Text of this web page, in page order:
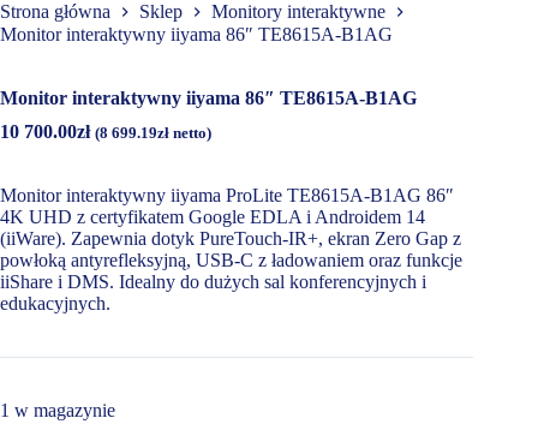
Strona główna Sklep
Monitory interaktywne
Monitor interaktywny iiyama 86″ TE8615A-B1AG
Monitor interaktywny iiyama 86″ TE8615A-B1AG
10 700.00zł (8 699.19zł netto)
Monitor interaktywny iiyama ProLite TE8615A-B1AG 86″
4K UHD z certyfikatem Google EDLA i Androidem 14
(iiWare). Zapewnia dotyk PureTouch-IR+, ekran Zero Gap z
powłoką antyrefleksyjną, USB-C z ładowaniem oraz funkcje
iiShare i DMS. Idealny do dużych sal konferencyjnych i
edukacyjnych.
1 w magazynie